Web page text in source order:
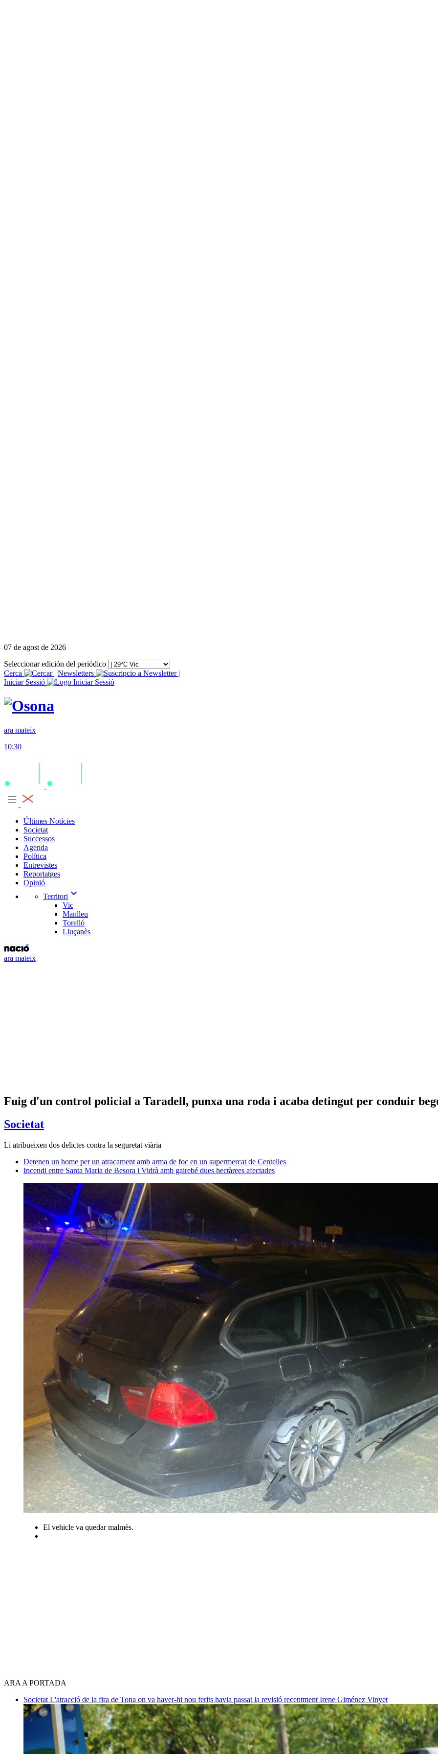
07 de agost de 2026
Seleccionar edición del periódico
Cerca
| Newsletters
|
Iniciar Sessió
ara mateix
10:30
Últimes Notícies
Societat
Successos
Agenda
Política
Entrevistes
Reportatges
Opinió
Territori expand_more
Vic
Manlleu
Torelló
Lluçanès
ara mateix
Fuig d'un control policial a Taradell, punxa una roda i acaba detingut per conduir
Societat
Li atribueixen dos delictes contra la seguretat viària
Detenen un home per un atracament amb arma de foc en un supermercat de Centelles
Incendi entre Santa Maria de Besora i Vidrà amb gairebé dues hectàrees afectades
El vehicle va quedar malmès.
ARA A PORTADA
Societat L'atracció de la fira de Tona on va haver-hi nou ferits havia passat la revisió recentment Irene Giménez Vinyet